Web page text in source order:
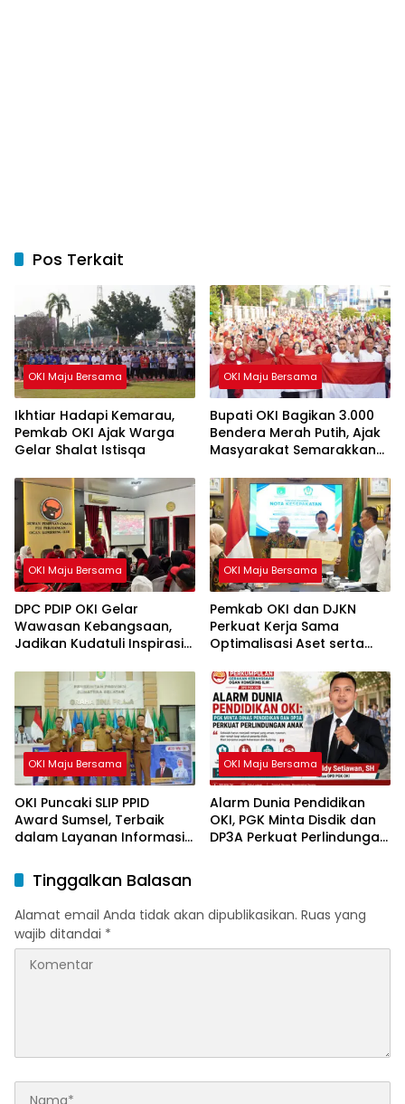
Pos Terkait
OKI Maju Bersama
Ikhtiar Hadapi Kemarau,
Pemkab OKI Ajak Warga
Gelar Shalat Istisqa
OKI Maju Bersama
Bupati OKI Bagikan 3.000
Bendera Merah Putih, Ajak
Masyarakat Semarakkan
OKI Maju Bersama
DPC PDIP OKI Gelar
Wawasan Kebangsaan,
Jadikan Kudatuli Inspirasi
OKI Maju Bersama
Pemkab OKI dan DJKN
Perkuat Kerja Sama
Optimalisasi Aset serta
OKI Maju Bersama
OKI Puncaki SLIP PPID
Award Sumsel, Terbaik
dalam Layanan Informasi
OKI Maju Bersama
Alarm Dunia Pendidikan
OKI, PGK Minta Disdik dan
DP3A Perkuat Perlindungan
Tinggalkan Balasan
Alamat email Anda tidak akan dipublikasikan. Ruas yang
wajib ditandai *